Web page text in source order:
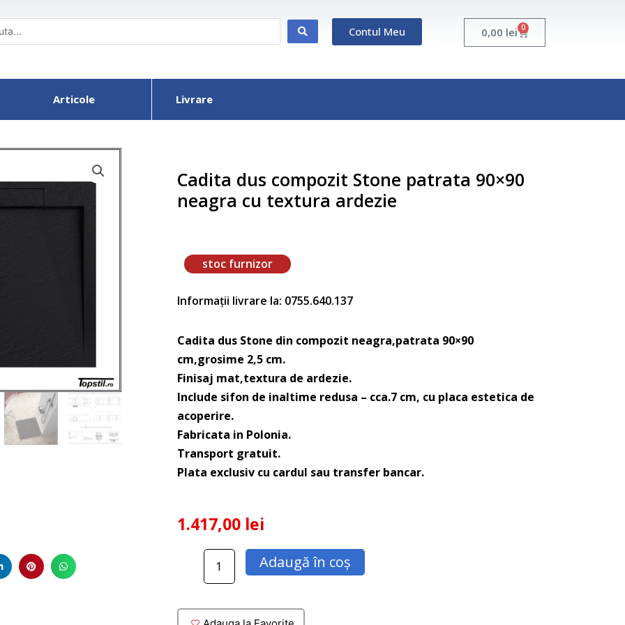
Contul Meu 0,00 lei 0 Cart
Articole Livrare
Cadita dus compozit Stone patrata 90×90
neagra cu textura ardezie
stoc furnizor
Informații livrare la: 0755.640.137
Cadita dus Stone din compozit neagra,patrata 90×90
cm,grosime 2,5 cm.
Finisaj mat,textura de ardezie.
Include sifon de inaltime redusa – cca.7 cm, cu placa estetica de
acoperire.
Fabricata in Polonia.
Transport gratuit.
Plata exclusiv cu cardul sau transfer bancar.
1.417,00 lei
Cantitate
compozit
Adaugă în coș